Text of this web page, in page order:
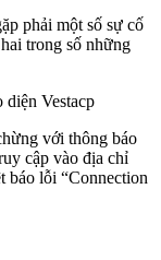
phải một số sự cố
trong số những
Vestacp
với thông báo
cập vào địa chỉ
báo lỗi “Connection